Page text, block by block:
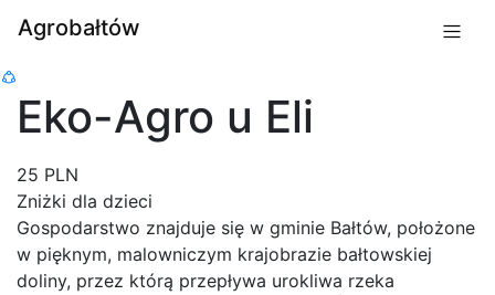
Agrobałtów
Eko-Agro u Eli
25 PLN
Zniżki dla dzieci
Gospodarstwo znajduje się w gminie Bałtów, położone
w pięknym, malowniczym krajobrazie bałtowskiej
doliny, przez którą przepływa urokliwa rzeka